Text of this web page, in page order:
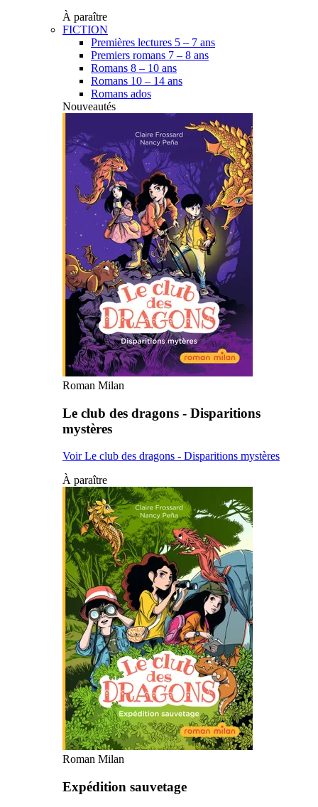
À paraître
FICTION
Premières lectures 5 – 7 ans
Premiers romans 7 – 8 ans
Romans 8 – 10 ans
Romans 10 – 14 ans
Romans ados
Nouveautés
Roman Milan
Le club des dragons - Disparitions
mystères
Voir Le club des dragons - Disparitions mystères
À paraître
Roman Milan
Expédition sauvetage